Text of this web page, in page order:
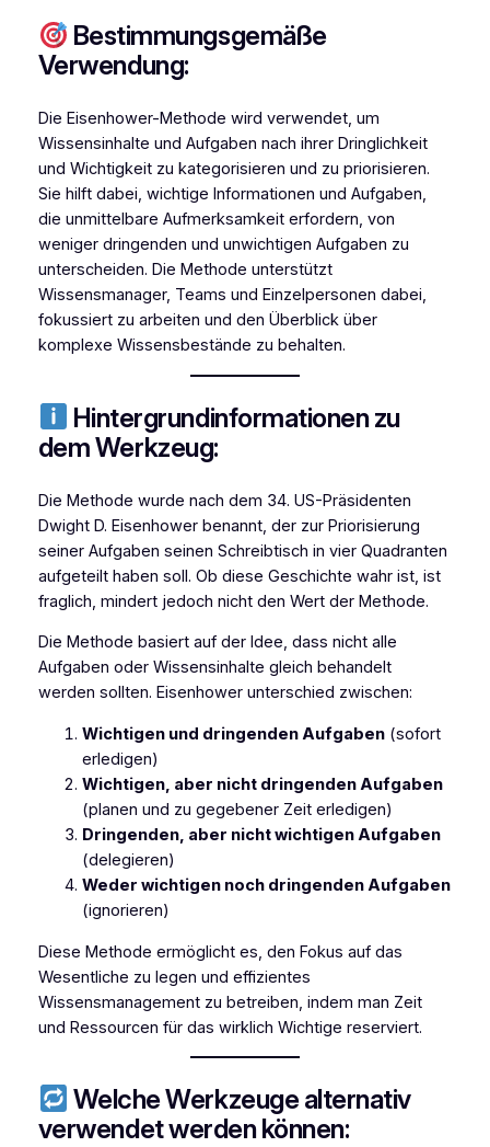
Bestimmungsgemäße
Verwendung:
Die Eisenhower-Methode wird verwendet, um
Wissensinhalte und Aufgaben nach ihrer Dringlichkeit
und Wichtigkeit zu kategorisieren und zu priorisieren.
Sie hilft dabei, wichtige Informationen und Aufgaben,
die unmittelbare Aufmerksamkeit erfordern, von
weniger dringenden und unwichtigen Aufgaben zu
unterscheiden. Die Methode unterstützt
Wissensmanager, Teams und Einzelpersonen dabei,
fokussiert zu arbeiten und den Überblick über
komplexe Wissensbestände zu behalten.
Hintergrundinformationen zu
dem Werkzeug:
Die Methode wurde nach dem 34. US-Präsidenten
Dwight D. Eisenhower benannt, der zur Priorisierung
seiner Aufgaben seinen Schreibtisch in vier Quadranten
aufgeteilt haben soll. Ob diese Geschichte wahr ist, ist
fraglich, mindert jedoch nicht den Wert der Methode.
Die Methode basiert auf der Idee, dass nicht alle
Aufgaben oder Wissensinhalte gleich behandelt
werden sollten. Eisenhower unterschied zwischen:
Wichtigen und dringenden Aufgaben(sofort
erledigen)
Wichtigen, aber nicht dringenden Aufgaben
(planen und zu gegebener Zeit erledigen)
Dringenden, aber nicht wichtigen Aufgaben
(delegieren)
Weder wichtigen noch dringenden Aufgaben
(ignorieren)
Diese Methode ermöglicht es, den Fokus auf das
Wesentliche zu legen und effizientes
Wissensmanagement zu betreiben, indem man Zeit
und Ressourcen für das wirklich Wichtige reserviert.
Welche Werkzeuge alternativ
verwendet werden können: